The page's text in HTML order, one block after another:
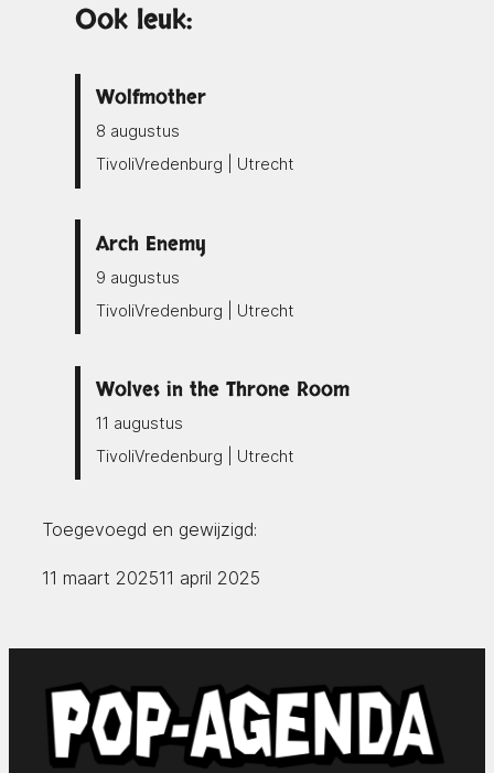
Ook leuk:
Wolfmother
8 augustus
TivoliVredenburg | Utrecht
Arch Enemy
9 augustus
TivoliVredenburg | Utrecht
Wolves in the Throne Room
11 augustus
TivoliVredenburg | Utrecht
Toegevoegd en gewijzigd:
11 maart 202511 april 2025